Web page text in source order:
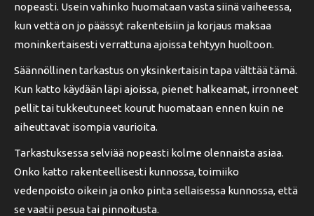
nopeasti. Usein vahinko huomataan vasta siinä vaiheessa,
kun vettä on jo päässyt rakenteisiin ja korjaus maksaa
moninkertaisesti verrattuna ajoissa tehtyyn huoltoon.
Säännöllinen tarkastus on yksinkertaisin tapa välttää tämä.
Kun katto käydään läpi ajoissa, pienet halkeamat, irronneet
pellit tai tukkeutuneet kourut huomataan ennen kuin ne
aiheuttavat isompia vaurioita.
Tarkastuksessa selviää nopeasti kolme olennaista asiaa.
Onko katto rakenteellisesti kunnossa, toimiiko
vedenpoisto oikein ja onko pinta sellaisessa kunnossa, että
se vaatii pesua tai pinnoitusta.